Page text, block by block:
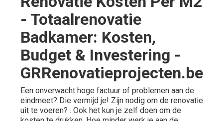
- Totaalrenovatie
Badkamer: Kosten,
Budget & Investering -
GRRenovatieprojecten.be
Een onverwacht hoge factuur of problemen aan de
eindmeet? Die vermijd je! Zijn nodig om de renovatie
uit te voeren? . Ook het kun je zelf doen om de